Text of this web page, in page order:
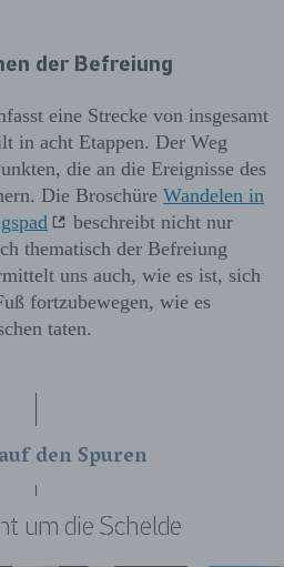
der Befreiung
eine Strecke von insgesamt
in acht Etappen. Der Weg
die an die Ereignisse des
Die Broschüre Wandelen in
beschreibt nicht nur
thematisch der Befreiung
uns auch, wie es ist, sich
fortzubewegen, wie es
taten.
den Spuren
um die Schelde